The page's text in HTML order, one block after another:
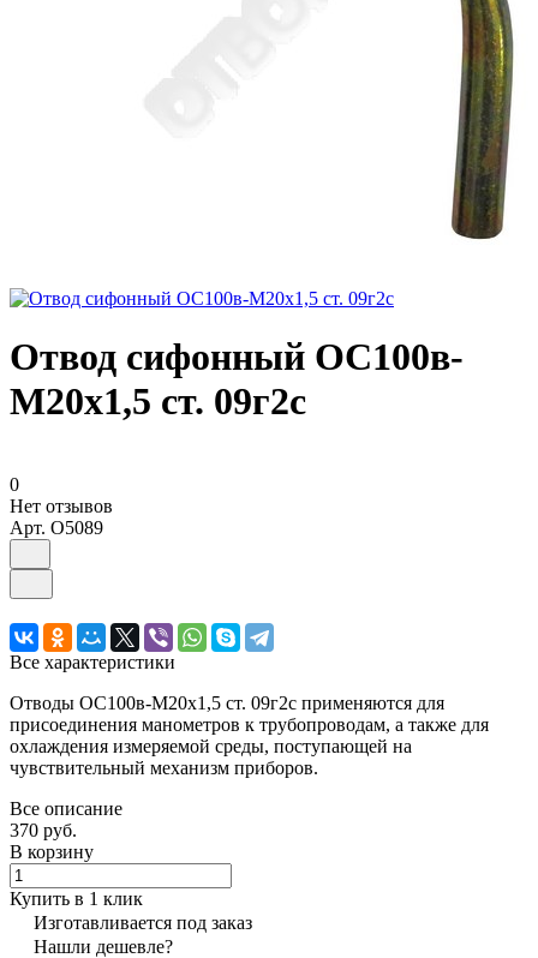
Отвод сифонный ОС100в-
М20х1,5 ст. 09г2с
0
Нет отзывов
Арт. O5089
Все характеристики
Отводы ОС100в-М20х1,5 ст. 09г2с применяются для
присоединения манометров к трубопроводам, а также для
охлаждения измеряемой среды, поступающей на
чувствительный механизм приборов.
Все описание
370 руб.
В корзину
Купить в 1 клик
Изготавливается под заказ
Нашли дешевле?